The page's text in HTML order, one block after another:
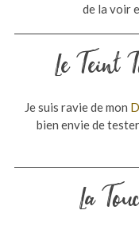
de la voir
Le Teint
Je suis ravie de mon
bien envie de
La